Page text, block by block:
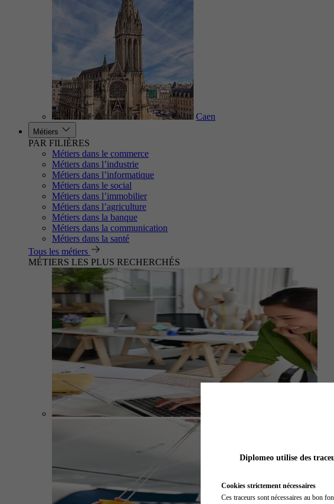
Caen
Métiers
PAR FILIÈRES
Métiers dans le commerce
Métiers dans l’industrie
Métiers dans l’informatique
Métiers dans le social
Métiers dans l’immobilier
Métiers dans l’agriculture
Métiers dans la banque
Métiers dans la communication
Métiers dans la santé
Tous les métiers
MÉTIERS LES PLUS RECHERCHÉS
Diplomeo utilise des
Cookies strictement nécessaires
Ces traceurs sont nécessaires au bon